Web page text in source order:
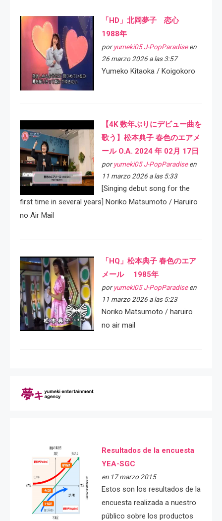
「HD」北岡夢子 恋心
1988年
por yumeki05 J-PopParadiseen
26 marzo 2026 a las 3:57
Yumeko Kitaoka / Koigokoro
【4K 数年ぶりにデビュー曲を
歌う】松本典子 春色のエアメ
ール O.A. 2024 年 02月 17日
por yumeki05 J-PopParadiseen
11 marzo 2026 a las 5:33
[Singing debut song for the
first time in several years] Noriko Matsumoto / Haruiro
no Air Mail
「HQ」松本典子 春色のエア
メール 1985年
por yumeki05 J-PopParadiseen
11 marzo 2026 a las 5:23
Noriko Matsumoto / haruiro
no air mail
Resultados de la encuesta
YEA-SGC
en 17 marzo 2015
Estos son los resultados de la
encuesta realizada a nuestro
público sobre los productos